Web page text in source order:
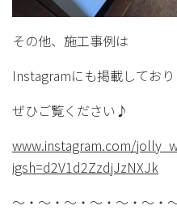
その他、施工事例は
Instagramにも掲載してお
ぜひご覧ください♪
www.instagram.com/
igsh=d2V1d2ZzdjJzNXJk
〜・〜・〜・〜・〜・〜・